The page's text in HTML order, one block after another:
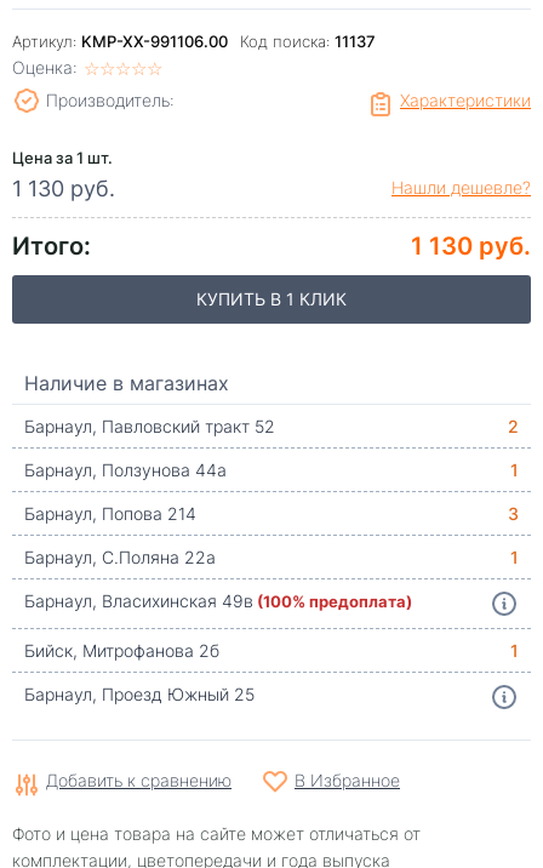
Артикул: KMP-XX-991106.00 Код поиска: 11137
Оценка: ☆☆☆☆☆
★★★★★
Характеристики
Производитель:
Цена за 1 шт.
1 130 руб. Нашли дешевле?
Итого: 1 130 руб.
КУПИТЬ В 1 КЛИК
Наличие в магазинах
Барнаул, Павловский тракт 52
2
Барнаул, Ползунова 44а
1
Барнаул, Попова 214
3
Барнаул, С.Поляна 22а
1
Барнаул, Власихинская 49в (100% предоплата)
Бийск, Митрофанова 2б
1
Барнаул, Проезд Южный 25
Добавить к сравнению В Избранное
Фото и цена товара на сайте может отличаться от
комплектации, цветопередачи и года выпуска